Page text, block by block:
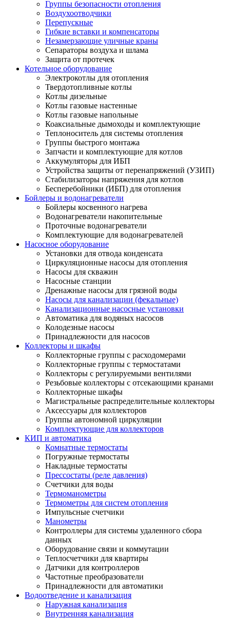
Группы безопасности отопления
Воздухоотводчики
Перепускные
Гибкие вставки и компенсаторы
Незамерзающие уличные краны
Сепараторы воздуха и шлама
Защита от протечек
Котельное оборудование
Электрокотлы для отопления
Твердотопливные котлы
Котлы дизельные
Котлы газовые настенные
Котлы газовые напольные
Коаксиальные дымоходы и комплектующие
Теплоноситель для системы отопления
Группы быстрого монтажа
Запчасти и комплектующие для котлов
Аккумуляторы для ИБП
Устройства защиты от перенапряжений (УЗИП)
Стабилизаторы напряжения для котлов
Бесперебойники (ИБП) для отопления
Бойлеры и водонагреватели
Бойлеры косвенного нагрева
Водонагреватели накопительные
Проточные водонагреватели
Комплектующие для водонагревателей
Насосное оборудование
Установки для отвода конденсата
Циркуляционные насосы для отопления
Насосы для скважин
Насосные станции
Дренажные насосы для грязной воды
Насосы для канализации (фекальные)
Канализационные насосные установки
Автоматика для водяных насосов
Колодезные насосы
Принадлежности для насосов
Коллекторы и шкафы
Коллекторные группы с расходомерами
Коллекторные группы с термостатами
Коллекторы с регулируемыми вентилями
Резьбовые коллекторы с отсекающими кранами
Коллекторные шкафы
Магистральные распределительные коллекторы
Аксессуары для коллекторов
Группы автономной циркуляции
Комплектующие для коллекторов
КИП и автоматика
Комнатные термостаты
Погружные термостаты
Накладные термостаты
Прессостаты (реле давления)
Счетчики для воды
Термоманометры
Термометры для систем отопления
Импульсные счетчики
Манометры
Контроллеры для системы удаленного сбора
данных
Оборудование связи и коммутации
Теплосчетчики для квартиры
Датчики для контроллеров
Частотные преобразователи
Принадлежности для автоматики
Водоотведение и канализация
Наружная канализация
Внутренняя канализация